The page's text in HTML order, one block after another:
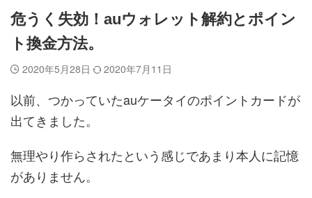
危うく失効！auウォレット解約とポイン
ト換金方法。
2020年5月28日 2020年7月11日
以前、つかっていたauケータイのポイントカードが
出てきました。
無理やり作らされたという感じであまり本人に記憶
がありません。